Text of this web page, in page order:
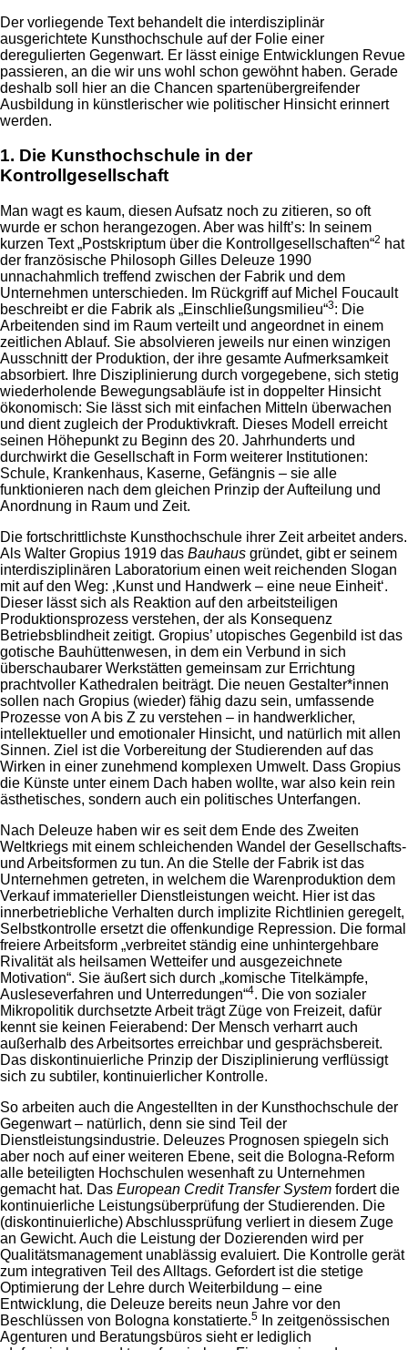
Der vorliegende Text behandelt die interdisziplinär
ausgerichtete Kunsthochschule auf der Folie einer
deregulierten Gegenwart. Er lässt einige Entwicklungen Revue
passieren, an die wir uns wohl schon gewöhnt haben. Gerade
deshalb soll hier an die Chancen spartenübergreifender
Ausbildung in künstlerischer wie politischer Hinsicht erinnert
werden.
1. Die Kunsthochschule in der
Kontrollgesellschaft
Man wagt es kaum, diesen Aufsatz noch zu zitieren, so oft
wurde er schon herangezogen. Aber was hilft’s: In seinem
kurzen Text „Postskriptum über die Kontrollgesellschaften“2 hat
der französische Philosoph Gilles Deleuze 1990
unnachahmlich treffend zwischen der Fabrik und dem
Unternehmen unterschieden. Im Rückgriff auf Michel Foucault
beschreibt er die Fabrik als „Einschließungsmilieu“3: Die
Arbeitenden sind im Raum verteilt und angeordnet in einem
zeitlichen Ablauf. Sie absolvieren jeweils nur einen winzigen
Ausschnitt der Produktion, der ihre gesamte Aufmerksamkeit
absorbiert. Ihre Disziplinierung durch vorgegebene, sich stetig
wiederholende Bewegungsabläufe ist in doppelter Hinsicht
ökonomisch: Sie lässt sich mit einfachen Mitteln überwachen
und dient zugleich der Produktivkraft. Dieses Modell erreicht
seinen Höhepunkt zu Beginn des 20. Jahrhunderts und
durchwirkt die Gesellschaft in Form weiterer Institutionen:
Schule, Krankenhaus, Kaserne, Gefängnis – sie alle
funktionieren nach dem gleichen Prinzip der Aufteilung und
Anordnung in Raum und Zeit.
Die fortschrittlichste Kunsthochschule ihrer Zeit arbeitet anders.
Als Walter Gropius 1919 das Bauhaus gründet, gibt er seinem
interdisziplinären Laboratorium einen weit reichenden Slogan
mit auf den Weg: ‚Kunst und Handwerk – eine neue Einheit‘.
Dieser lässt sich als Reaktion auf den arbeitsteiligen
Produktionsprozess verstehen, der als Konsequenz
Betriebsblindheit zeitigt. Gropius’ utopisches Gegenbild ist das
gotische Bauhüttenwesen, in dem ein Verbund in sich
überschaubarer Werkstätten gemeinsam zur Errichtung
prachtvoller Kathedralen beiträgt. Die neuen Gestalter*innen
sollen nach Gropius (wieder) fähig dazu sein, umfassende
Prozesse von A bis Z zu verstehen – in handwerklicher,
intellektueller und emotionaler Hinsicht, und natürlich mit allen
Sinnen. Ziel ist die Vorbereitung der Studierenden auf das
Wirken in einer zunehmend komplexen Umwelt. Dass Gropius
die Künste unter einem Dach haben wollte, war also kein rein
ästhetisches, sondern auch ein politisches Unterfangen.
Nach Deleuze haben wir es seit dem Ende des Zweiten
Weltkriegs mit einem schleichenden Wandel der Gesellschafts-
und Arbeitsformen zu tun. An die Stelle der Fabrik ist das
Unternehmen getreten, in welchem die Warenproduktion dem
Verkauf immaterieller Dienstleistungen weicht. Hier ist das
innerbetriebliche Verhalten durch implizite Richtlinien geregelt,
Selbstkontrolle ersetzt die offenkundige Repression. Die formal
freiere Arbeitsform „verbreitet ständig eine unhintergehbare
Rivalität als heilsamen Wetteifer und ausgezeichnete
Motivation“. Sie äußert sich durch „komische Titelkämpfe,
Ausleseverfahren und Unterredungen“4. Die von sozialer
Mikropolitik durchsetzte Arbeit trägt Züge von Freizeit, dafür
kennt sie keinen Feierabend: Der Mensch verharrt auch
außerhalb des Arbeitsortes erreichbar und gesprächsbereit.
Das diskontinuierliche Prinzip der Disziplinierung verflüssigt
sich zu subtiler, kontinuierlicher Kontrolle.
So arbeiten auch die Angestellten in der Kunsthochschule der
Gegenwart – natürlich, denn sie sind Teil der
Dienstleistungsindustrie. Deleuzes Prognosen spiegeln sich
aber noch auf einer weiteren Ebene, seit die Bologna-Reform
alle beteiligten Hochschulen wesenhaft zu Unternehmen
gemacht hat. Das European Credit Transfer System fordert die
kontinuierliche Leistungsüberprüfung der Studierenden. Die
(diskontinuierliche) Abschlussprüfung verliert in diesem Zuge
an Gewicht. Auch die Leistung der Dozierenden wird per
Qualitätsmanagement unablässig evaluiert. Die Kontrolle gerät
zum integrativen Teil des Alltags. Gefordert ist die stetige
Optimierung der Lehre durch Weiterbildung – eine
Entwicklung, die Deleuze bereits neun Jahre vor den
Beschlüssen von Bologna konstatierte.5
In zeitgenössischen
Agenturen und Beratungsbüros sieht er lediglich